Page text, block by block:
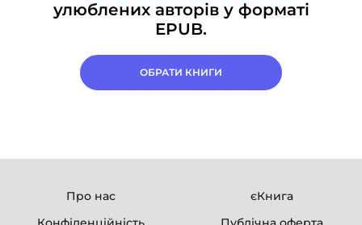
улюблених авторів у форматі
EPUB.
ОБРАТИ КНИГИ
Про нас
єКнига